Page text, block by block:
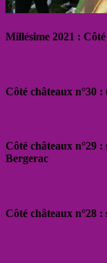
Millésime 2021 :
Côté châteaux n°30
Côté châteaux n°29 :
Bergerac
Côté châteaux n°28